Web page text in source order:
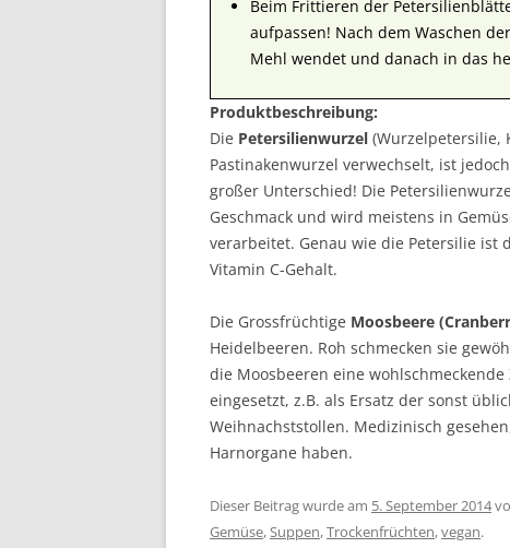
Beim Frittieren der
aufpassen! Nach dem Waschen
Mehl wendet und danach in das
Produktbeschreibung:
Die Petersilienwurzel (Wurzelpetersilie,
Pastinakenwurzel verwechselt, ist
großer Unterschied! Die
Geschmack und wird meistens in
verarbeitet. Genau wie die Petersilie
Vitamin C-Gehalt.
Die Grossfrüchtige Moosbeere
Heidelbeeren. Roh schmecken sie
die Moosbeeren eine
eingesetzt, z.B. als Ersatz der sonst
Weihnachststollen. Medizinisch
Harnorgane haben.
Dieser Beitrag wurde am 5. September 2014
Gemüse,Suppen,Trockenfrüchten,vegan.